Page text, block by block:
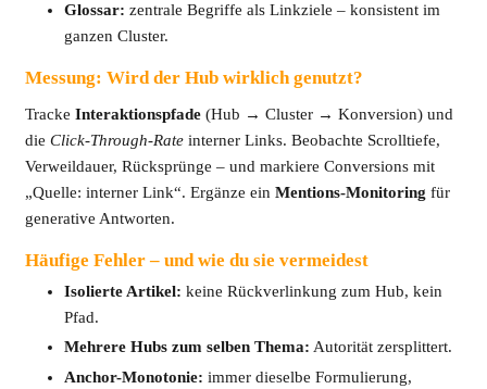
Glossar: zentrale Begriffe als Linkziele – konsistent im
ganzen Cluster.
Messung: Wird der Hub wirklich genutzt?
Tracke Interaktionspfade(Hub → Cluster → Konversion) und
die Click-Through-Rateinterner Links. Beobachte Scrolltiefe,
Verweildauer, Rücksprünge – und markiere Conversions mit
„Quelle: interner Link“. Ergänze ein Mentions-Monitoring für
generative Antworten.
Häufige Fehler – und wie du sie vermeidest
Isolierte Artikel: keine Rückverlinkung zum Hub, kein
Pfad.
Mehrere Hubs zum selben Thema: Autorität zersplittert.
Anchor-Monotonie: immer dieselbe Formulierung,